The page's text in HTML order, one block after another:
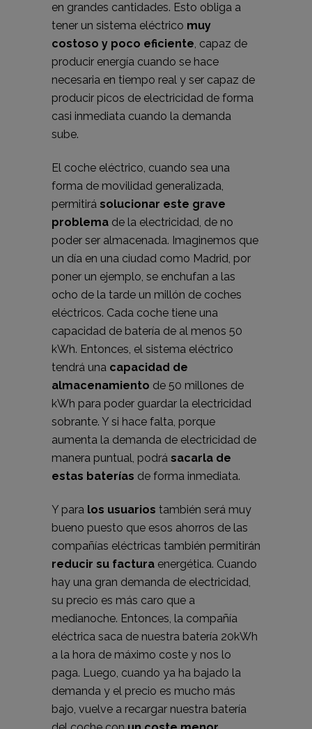
en grandes cantidades. Esto obliga a
tener un sistema eléctrico muy
costoso y poco eficiente, capaz de
producir energía cuando se hace
necesaria en tiempo real y ser capaz de
producir picos de electricidad de forma
casi inmediata cuando la demanda
sube.
El coche eléctrico, cuando sea una
forma de movilidad generalizada,
permitirá solucionar este grave
problema de la electricidad, de no
poder ser almacenada. Imaginemos que
un día en una ciudad como Madrid, por
poner un ejemplo, se enchufan a las
ocho de la tarde un millón de coches
eléctricos. Cada coche tiene una
capacidad de batería de al menos 50
kWh. Entonces, el sistema eléctrico
tendrá una capacidad de
almacenamiento de 50 millones de
kWh para poder guardar la electricidad
sobrante. Y si hace falta, porque
aumenta la demanda de electricidad de
manera puntual, podrá sacarla de
estas baterías de forma inmediata.
Y para los usuarios también será muy
bueno puesto que esos ahorros de las
compañías eléctricas también permitirán
reducir su factura energética. Cuando
hay una gran demanda de electricidad,
su precio es más caro que a
medianoche. Entonces, la compañía
eléctrica saca de nuestra batería 20kWh
a la hora de máximo coste y nos lo
paga. Luego, cuando ya ha bajado la
demanda y el precio es mucho más
bajo, vuelve a recargar nuestra batería